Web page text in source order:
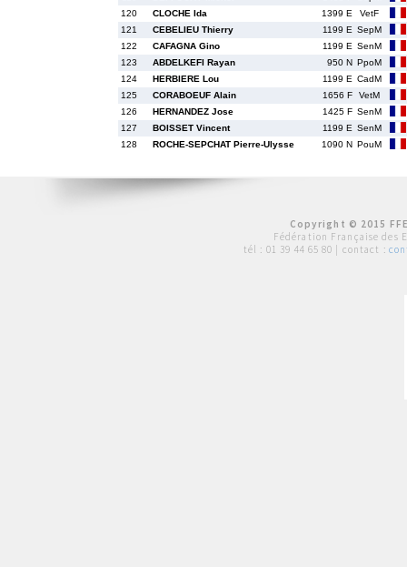
120
CLOCHE Ida 1399 E
VetF
121
CEBELIEU Thierry 1199 E SepM
122
CAFAGNA Gino 1199 E SenM
123
ABDELKEFI Rayan 950 N PpoM
124
HERBIERE Lou 1199 E CadM
125
CORABOEUF Alain 1656 F
VetM
126
HERNANDEZ Jose 1425 F SenM
127
BOISSET Vincent 1199 E SenM
128
ROCHE-SEPCHAT Pierre-Ulysse 1090 N PouM
Copyright © 2015
Fédération Française des
tél : 01 39 44 65 80 | contact :